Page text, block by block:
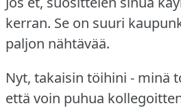
kerran. Se on suuri
paljon nähtävää.
Nyt, takaisin töihini - minä
että voin puhua